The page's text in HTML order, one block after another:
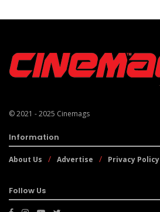
© 2021 - 2025 Cinemags
Information
About Us Advertise Privacy Policy
Follow Us